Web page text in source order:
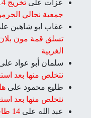
عزات على
جمعية نحالي
عقاب ابو شاهين
تسلق قمة مون بلان
الغربية
سلمان أبو عواد
نتخلص منها بعد
طليع محمود على
نتخلص منها بعد
عبد الله على
14